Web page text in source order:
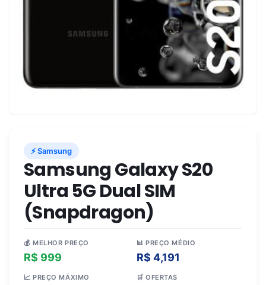
⚡ Samsung
Samsung Galaxy S20
Ultra 5G Dual SIM
(Snapdragon)
💰 MELHOR PREÇO
R$ 999
📊 PREÇO MÉDIO
R$ 4,191
📈 PREÇO MÁXIMO 🛒 OFERTAS